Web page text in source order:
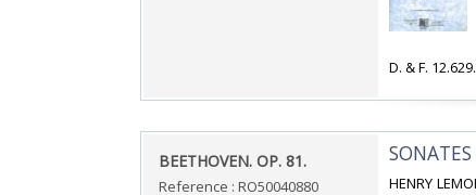
‎D. & F.
‎BEETHOVEN. OP. 81.‎
Reference : RO50040880
‎HENRY